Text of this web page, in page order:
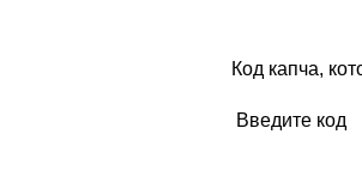
Код капча,
Введите код